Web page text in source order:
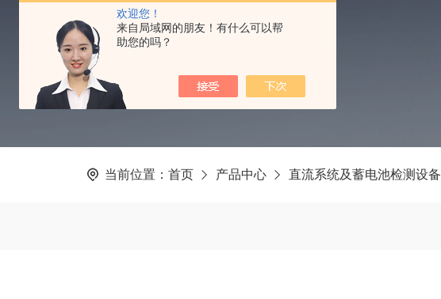
欢迎您！
来自局域网的朋友！有什么可以帮
助您的吗？
PRODUCTS CNTER
当前位置： 首页 产品中心 直流系统及蓄电池检测设备